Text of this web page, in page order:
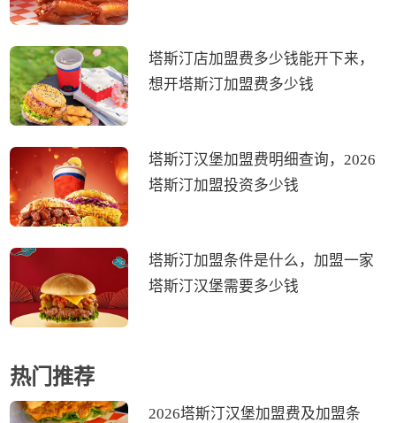
塔斯汀店加盟费多少钱能开下来，
想开塔斯汀加盟费多少钱
塔斯汀汉堡加盟费明细查询，2026
塔斯汀加盟投资多少钱
塔斯汀加盟条件是什么，加盟一家
塔斯汀汉堡需要多少钱
热门推荐
2026塔斯汀汉堡加盟费及加盟条